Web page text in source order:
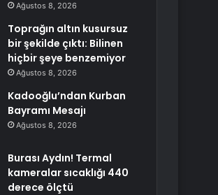
Ağustos 8, 2026
Toprağın altın kusursuz
bir şekilde çıktı: Bilinen
hiçbir şeye benzemiyor
Ağustos 8, 2026
Kadooğlu’ndan Kurban
Bayramı Mesajı
Ağustos 8, 2026
Burası Aydın! Termal
kameralar sıcaklığı 440
derece ölçtü